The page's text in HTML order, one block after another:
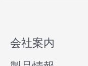
会社案内